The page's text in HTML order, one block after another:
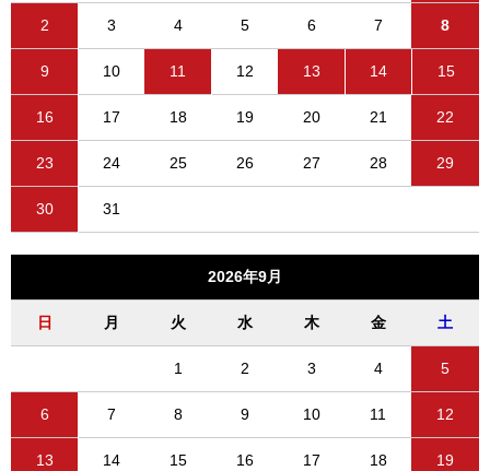
2 3 4 5 6 7 8
9 10 11 12 13 14 15
16 17 18 19 20 21 22
23 24 25 26 27 28 29
30 31
2026年9月
日 月 火 水 木 金 土
1 2 3 4 5
6 7 8 9 10 11 12
13 14 15 16 17 18 19